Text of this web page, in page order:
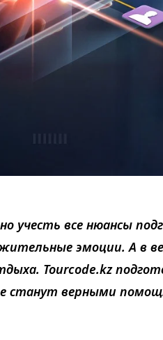
учесть все нюансы
эмоции. А в
Tourcode.kz
верными